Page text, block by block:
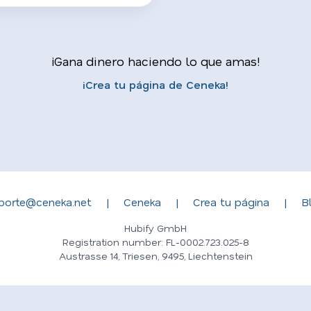
¡Gana dinero haciendo lo que amas!
¡Crea tu página de Ceneka!
| Ceneka | Crea tu página |
Hubify GmbH
Registration number: FL-0002.723.025-8
Austrasse 14, Triesen, 9495, Liechtenstein